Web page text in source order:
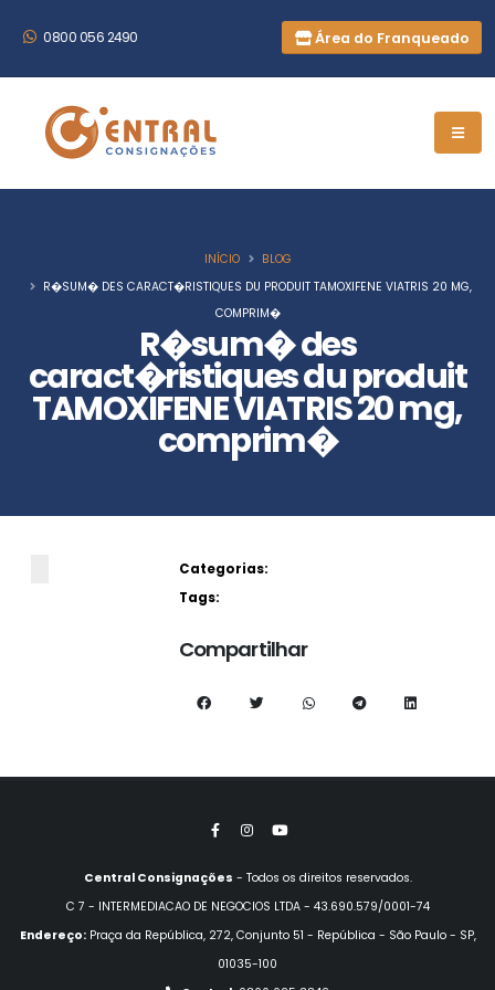
0800 056 2490 Área do Franqueado
R�sum� des
caract�ristiques du produit
TAMOXIFENE VIATRIS 20 mg,
comprim�
INÍCIO
BLOG
R�SUM� DES CARACT�RISTIQUES DU PRODUIT TAMOXIFENE VIATRIS 20 MG,
COMPRIM�
Categorias:
Tags:
Compartilhar
Central Consignações - Todos os direitos reservados.
C 7 - INTERMEDIACAO DE NEGOCIOS LTDA - 43.690.579/0001-74
Endereço:Praça da República, 272, Conjunto 51 - República - São Paulo - SP,
01035-100